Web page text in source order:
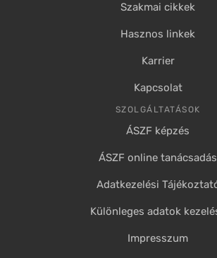
Szakmai cikkek
Hasznos linkek
Karrier
Kapcsolat
SZOLGÁLTATÁSOK
ÁSZF képzés
ÁSZF online tanácsadás
Adatkezelési
Különleges adatok
Impresszum